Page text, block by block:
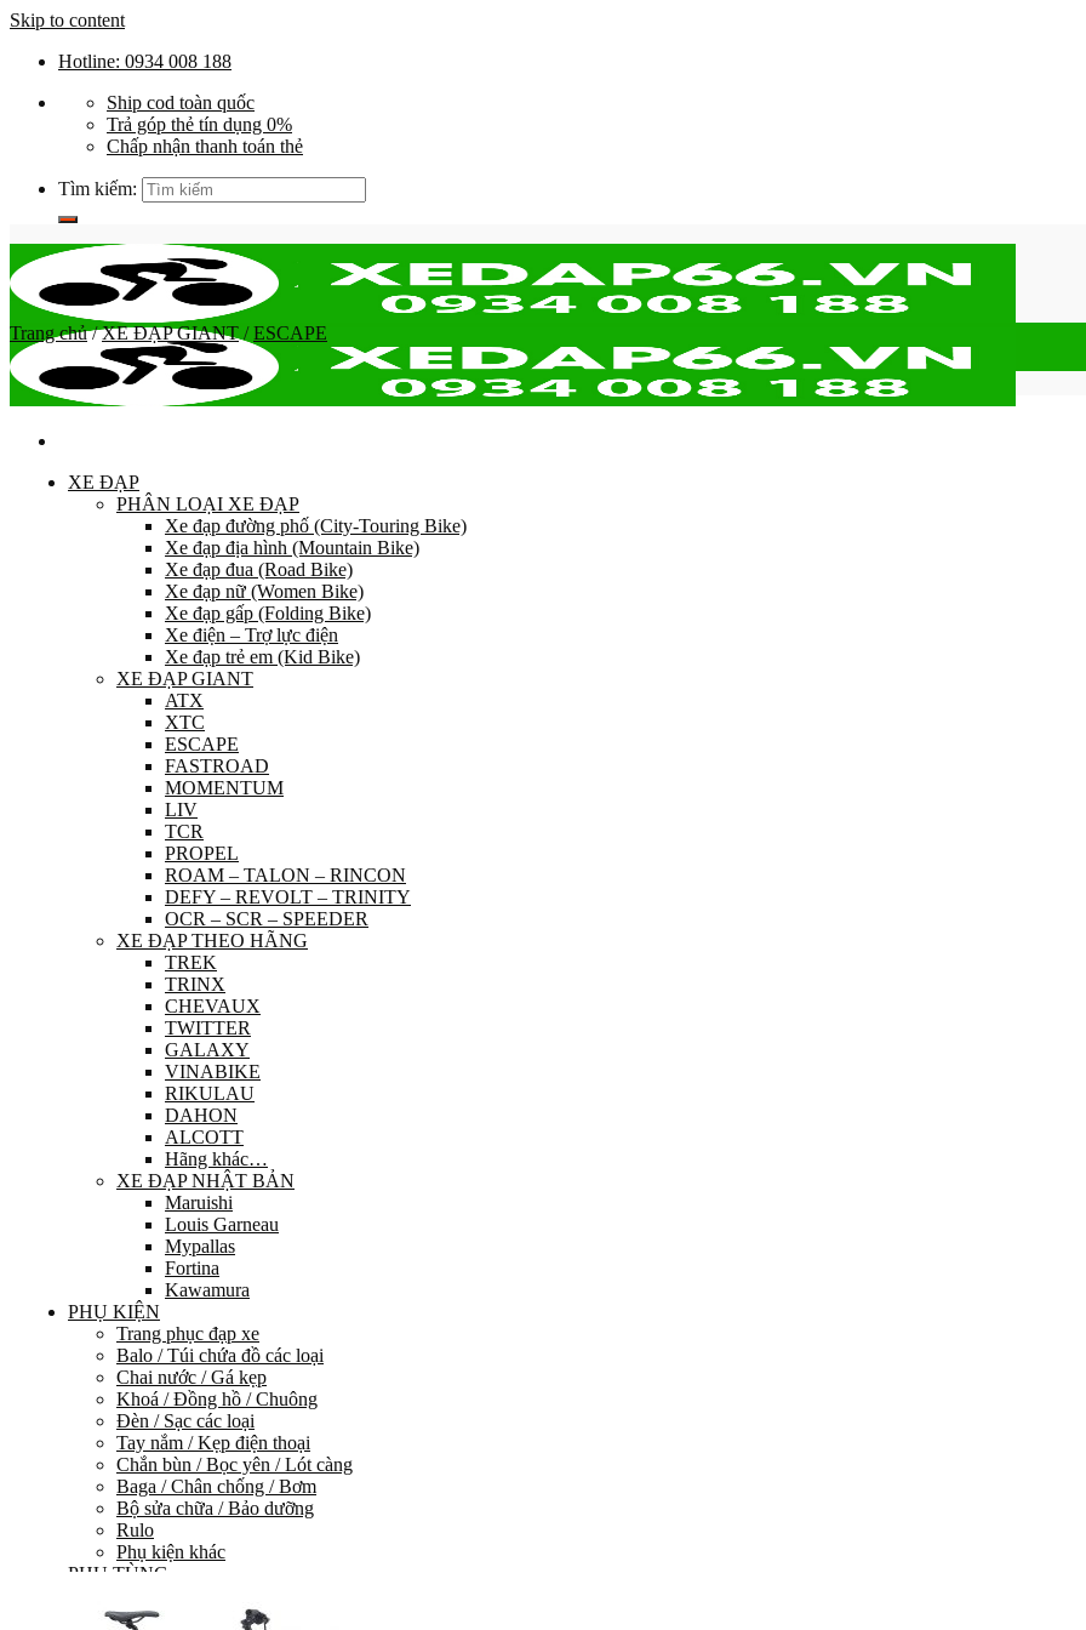
Skip to content
Hotline: 0934 008 188
Ship cod toàn quốc
Trả góp thẻ tín dụng 0%
Chấp nhận thanh toán thẻ
Tìm kiếm:
XE ĐẠP
PHÂN LOẠI XE ĐẠP
Xe đạp đường phố (City-Touring Bike)
Xe đạp địa hình (Mountain Bike)
Xe đạp đua (Road Bike)
Xe đạp nữ (Women Bike)
Xe đạp gấp (Folding Bike)
Xe điện – Trợ lực điện
Xe đạp trẻ em (Kid Bike)
XE ĐẠP GIANT
ATX
XTC
ESCAPE
FASTROAD
MOMENTUM
LIV
TCR
PROPEL
ROAM – TALON – RINCON
DEFY – REVOLT – TRINITY
OCR – SCR – SPEEDER
XE ĐẠP THEO HÃNG
TREK
TRINX
CHEVAUX
TWITTER
GALAXY
VINABIKE
RIKULAU
DAHON
ALCOTT
Hãng khác…
XE ĐẠP NHẬT BẢN
Maruishi
Louis Garneau
Mypallas
Fortina
Kawamura
PHỤ KIỆN
Trang phục đạp xe
Balo / Túi chứa đồ các loại
Chai nước / Gá kẹp
Khoá / Đồng hồ / Chuông
Đèn / Sạc các loại
Tay nắm / Kẹp điện thoại
Chắn bùn / Bọc yên / Lót càng
Baga / Chân chống / Bơm
Bộ sửa chữa / Bảo dưỡng
Rulo
Phụ kiện khác
PHỤ TÙNG
Trang chủ / XE ĐẠP GIANT / ESCAPE